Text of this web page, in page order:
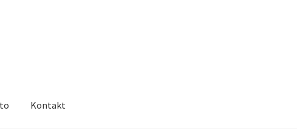
Kontakt